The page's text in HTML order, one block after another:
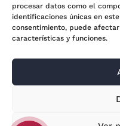
procesar datos como el
identificaciones únicas en
consentimiento, puede
características y funciones.
Noticias Jurídicas
Subastas